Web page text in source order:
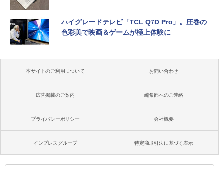
ハイグレードテレビ「TCL Q7D Pro」。圧巻の
色彩美で映画＆ゲームが極上体験に
本サイトのご利用について お問い合わせ
広告掲載のご案内 編集部へのご連絡
プライバシーポリシー 会社概要
インプレスグループ 特定商取引法に基づく表示